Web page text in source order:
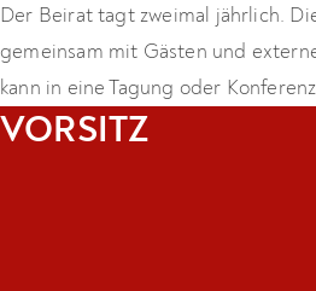
Der Beirat tagt zweimal jährlich.
gemeinsam mit Gästen und
kann in eine Tagung oder
VORSITZ